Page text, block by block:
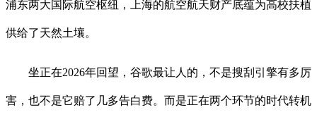
浦东两大国际航空枢纽，上海的航空航天财产底蕴为高校扶植
供给了天然土壤。
坐正在2026年回望，谷歌最让人的，不是搜刮引擎有多厉
害，也不是它赔了几多告白费。而是正在两个环节的时代转机